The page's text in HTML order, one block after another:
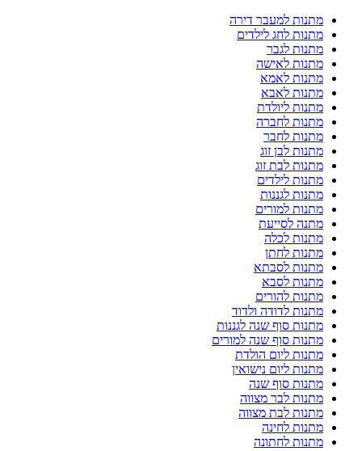
מתנות למעבר דירה
מתנות לחג לילדים
מתנות לגבר
מתנות לאישה
מתנות לאמא
מתנות לאבא
מתנות ליולדת
מתנות לחברה
מתנות לחבר
מתנות לבן זוג
מתנות לבת זוג
מתנות לילדים
מתנות לגננות
מתנות למורים
מתנה לסייעת
מתנות לכלה
מתנות לחתן
מתנות לסבתא
מתנות לסבא
מתנות להורים
מתנות לדודה ולדוד
מתנות סוף שנה לגננות
מתנות סוף שנה למורים
מתנות ליום הולדת
מתנות ליום נישואין
מתנות סוף שנה
מתנות לבר מצווה
מתנות לבת מצווה
מתנות לחינה
מתנות לחתונה